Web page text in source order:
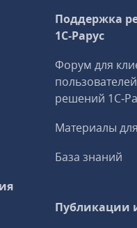
Поддержка
1С‑Рарус
Форум для
решений
Материалы
База знаний
Публикации